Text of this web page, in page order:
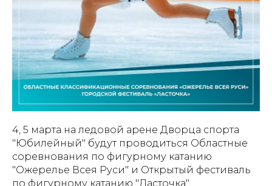
4, 5 марта на ледовой арене Дворца спорта
"Юбилейный" будут проводиться Областные
соревнования по фигурному катанию
"Ожерелье Всея Руси" и Открытый фестиваль
по фигурному катанию "Ласточка".